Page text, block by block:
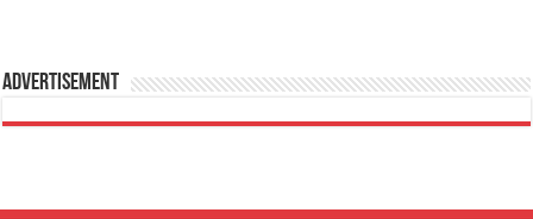
Advertisement